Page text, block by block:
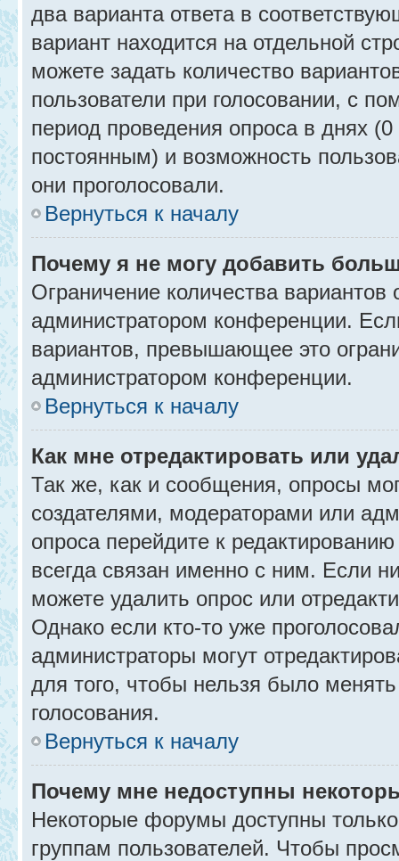
два варианта ответа в
вариант находится на отдельной
можете задать количество
пользователи при голосовании, с
период проведения опроса в днях (0
постоянным) и возможность
они проголосовали.
Вернуться к началу
Почему я не могу добавить
Ограничение количества вариантов
администратором конференции.
вариантов, превышающее это
администратором конференции.
Вернуться к началу
Как мне отредактировать или
Так же, как и сообщения, опросы
создателями, модераторами или
опроса перейдите к
всегда связан именно с ним. Если
можете удалить опрос или
Однако если кто-то уже
администраторы могут
для того, чтобы нельзя было
голосования.
Вернуться к началу
Почему мне недоступны
Некоторые форумы доступны
группам пользователей. Чтобы